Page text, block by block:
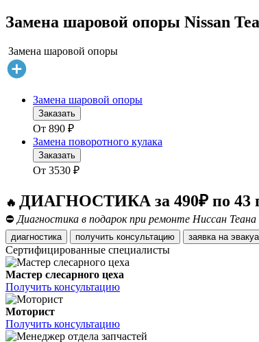
Замена шаровой опоры Nissan
Замена шаровой опоры
Замена шаровой опоры
Заказать
От 890 ₽
Замена поворотного кулака
Заказать
От 3530 ₽
🔥 ДИАГНОСТИКА за 490₽ по 43
⛔ Диагностика в подарок при ремонте Ниссан
диагностика получить консультацию заявка на
Сертифицированные специалисты
Мастер слесарного цеха
Получить консультацию
Моторист
Получить консультацию